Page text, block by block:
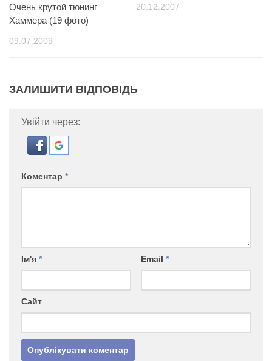
Очень крутой тюнинг
Хаммера (19 фото)
09.07.2009
20.12.2007
ЗАЛИШИТИ ВІДПОВІДЬ
Увійти через:
Коментар *
Ім'я * Email *
Сайт